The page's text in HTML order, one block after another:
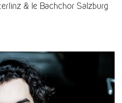
& le Bachchor Salzburg